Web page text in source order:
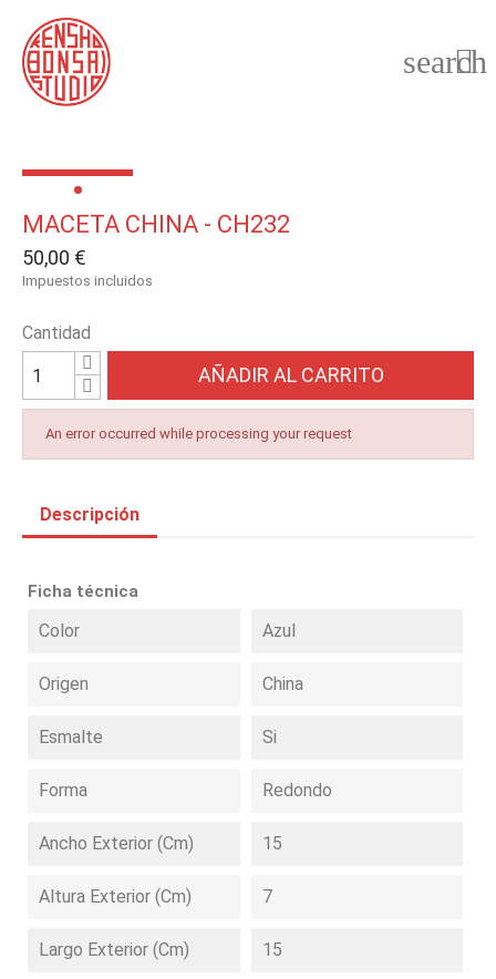

search
MACETA CHINA - CH232
50,00 €
Impuestos incluidos
Cantidad
AÑADIR AL CARRITO
An error occurred while processing your request
Descripción
Ficha técnica
Color Azul
Origen China
Esmalte Si
Forma Redondo
Ancho Exterior (cm) 15
Altura Exterior (cm) 7
Largo Exterior (cm) 15